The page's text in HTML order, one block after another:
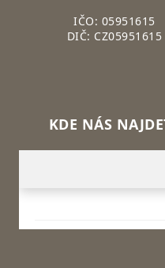
IČO: 05951615
DIČ: CZ05951615
KDE NÁS